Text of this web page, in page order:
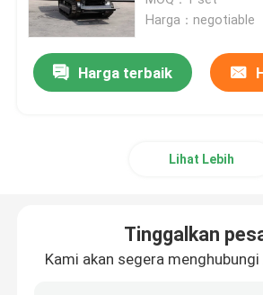
Mini Skid Steer Loader
Harga：negotiable
Harga terbaik
Lihat Lebih
Tinggalkan
Kami akan segera